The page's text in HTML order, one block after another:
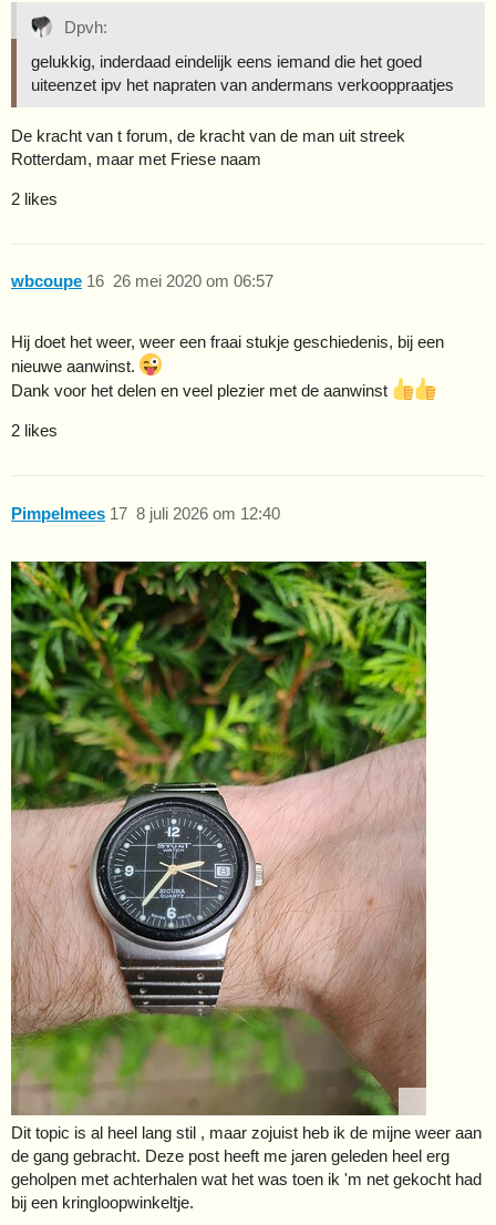
Dpvh:
gelukkig, inderdaad eindelijk eens iemand die het goed
uiteenzet ipv het napraten van andermans verkooppraatjes
De kracht van t forum, de kracht van de man uit streek
Rotterdam, maar met Friese naam
2 likes
wbcoupe 26 mei 2020 om 06:57
16
Hij doet het weer, weer een fraai stukje geschiedenis, bij een
nieuwe aanwinst.
Dank voor het delen en veel plezier met de aanwinst
2 likes
Pimpelmees 8 juli 2026 om 12:40
17
Dit topic is al heel lang stil , maar zojuist heb ik de mijne weer aan
de gang gebracht. Deze post heeft me jaren geleden heel erg
geholpen met achterhalen wat het was toen ik 'm net gekocht had
bij een kringloopwinkeltje.